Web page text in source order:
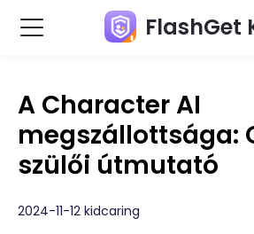
FlashGet
A Character AI
megszállottsága:
szülői útmutató
2024-11-12 kidcaring